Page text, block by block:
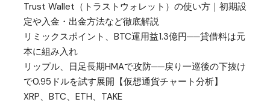
Trust Wallet（トラストウォレット）の使い方｜初期設
定や入金・出金方法など徹底解説
リミックスポイント、BTC運用益1.3億円──貸借料は元
本に組み入れ
リップル、日足長期HMAで攻防──戻り一巡後の下抜け
で0.95ドルを試す展開【仮想通貨チャート分析】
XRP、BTC、ETH、TAKE